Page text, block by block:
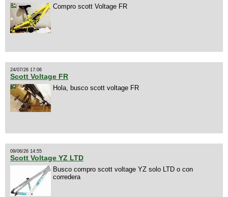
Compro scott Voltage FR
24/07/26 17:06
Scott Voltage FR
Hola, busco scott voltage FR
09/06/26 14:55
Scott Voltage YZ LTD
Busco compro scott voltage YZ solo LTD o con
corredera